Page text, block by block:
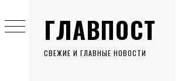
ГЛАВПОСТ
СВЕЖИЕ И ГЛАВНЫЕ НОВОСТИ
to
content